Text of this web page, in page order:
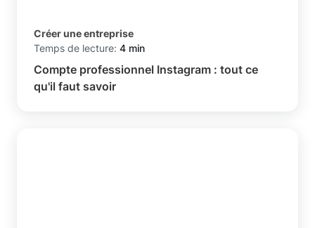
Créer une entreprise
Temps de lecture: 4 min
Compte professionnel Instagram : tout ce
qu'il faut savoir